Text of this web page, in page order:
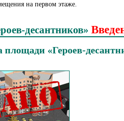
на первом этаже.
десантников»
«Героев-